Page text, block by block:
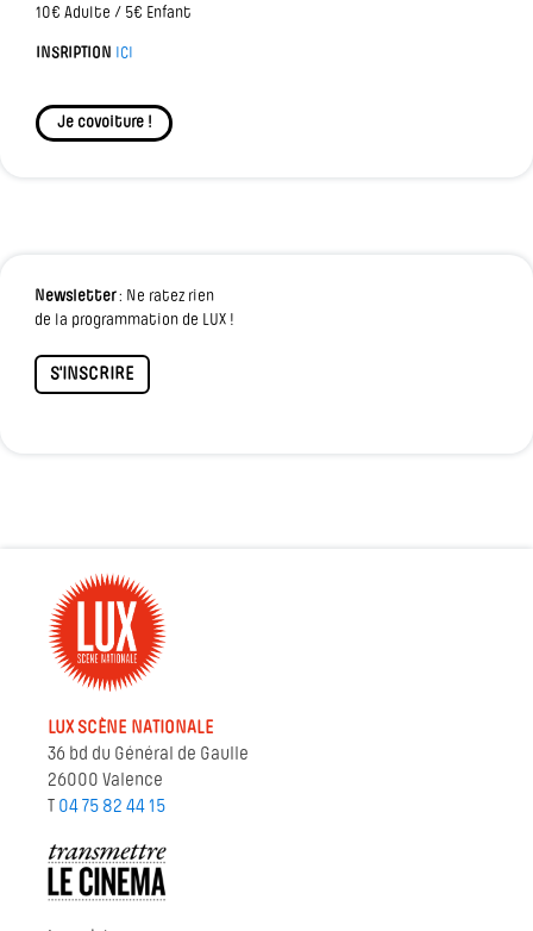
10€ Adulte / 5€ Enfant
INSRIPTION ICI
Je covoiture !
Newsletter: Ne ratez rien
de la programmation de LUX !
S'INSCRIRE
LUX SCÈNE NATIONALE
36 bd du Général de Gaulle
26000 Valence
T 04 75 82 44 15